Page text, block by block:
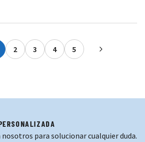
estás leyendo página
Página
2
Página
3
Página
4
Página
5
para solucionar cualquier duda.